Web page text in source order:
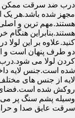
درب ضد سرقت ممکن
مجهز شده باشد.هر یک
هستند.مهم ترین و
هستند.بنابراین
کنید.علاوه بر این
دو طرف پنهان است و
کردن لولا می
شده است.جنس لایه
لایه از جنس های
روکش شده است.فضای
وسیله پشم سنگ پر
سرقت عایق صدا و